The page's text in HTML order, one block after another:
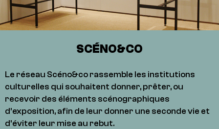
SCÉNO&CO
Le réseau Scéno&co rassemble les institutions
culturelles qui souhaitent donner, prêter, ou
recevoir des éléments scénographiques
d'exposition, afin de leur donner une seconde vie et
d'éviter leur mise au rebut.